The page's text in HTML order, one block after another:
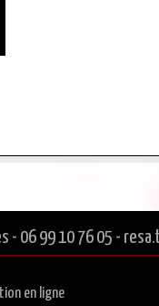
- 06 99 10 76 05 -
en ligne